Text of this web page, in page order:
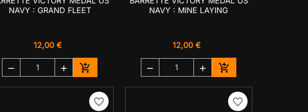
 Aperçu rapide
NAVY : GRAND FLEET
12,00 €
  
Ajouter au panier
 Aperçu rapide
NAVY : MINE LAYING
12,00 €
  
Ajouter au panier
favorite_border favorite_border